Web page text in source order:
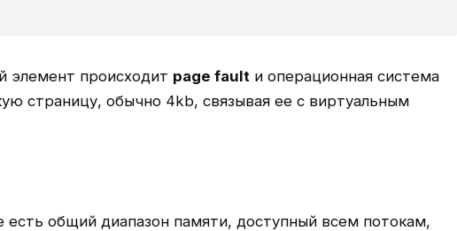
элемент происходит page fault и операционная система
страницу, обычно 4kb, связывая ее с виртуальным
есть общий диапазон памяти, доступный всем потокам,